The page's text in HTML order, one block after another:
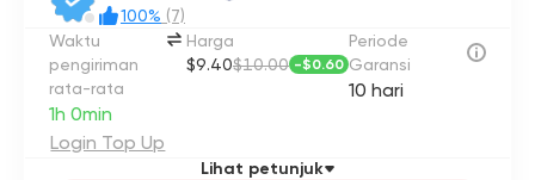
100% (7)
Waktu
pengiriman
rata-rata
1h 0min
Login Top Up
Periode
Garansi
10 hari
Harga
$9.40$10.00 -$0.60
Lihat petunjuk